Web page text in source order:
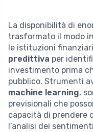
La disponibilità di
trasformato il modo
le istituzioni
predittiva per
investimento prima
pubblico. Strumenti
machine learning,
previsionali che
capacità di prendere
l’analisi dei